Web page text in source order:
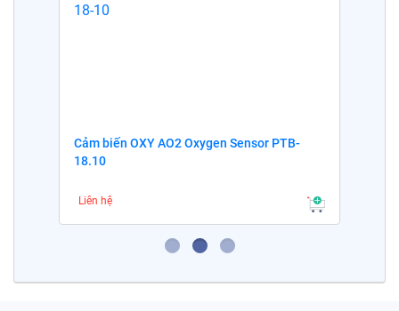
Cảm biến OXY AO2 Oxygen Sensor PTB-
18.10
Liên hệ